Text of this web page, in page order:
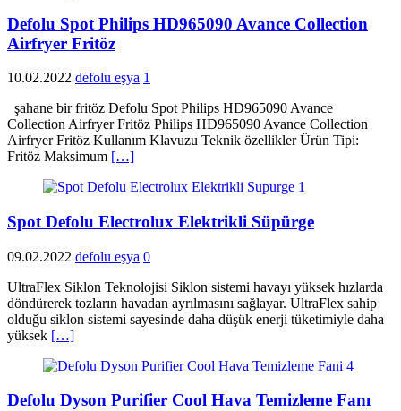
Defolu Spot Philips HD965090 Avance Collection
Airfryer Fritöz
10.02.2022 defolu eşya 1
şahane bir fritöz Defolu Spot Philips HD965090 Avance
Collection Airfryer Fritöz Philips HD965090 Avance Collection
Airfryer Fritöz Kullanım Klavuzu Teknik özellikler Ürün Tipi:
Fritöz Maksimum […]
Spot Defolu Electrolux Elektrikli Süpürge
09.02.2022 defolu eşya 0
UltraFlex Siklon Teknolojisi Siklon sistemi havayı yüksek hızlarda
döndürerek tozların havadan ayrılmasını sağlayar. UltraFlex sahip
olduğu siklon sistemi sayesinde daha düşük enerji tüketimiyle daha
yüksek […]
Defolu Dyson Purifier Cool Hava Temizleme Fanı